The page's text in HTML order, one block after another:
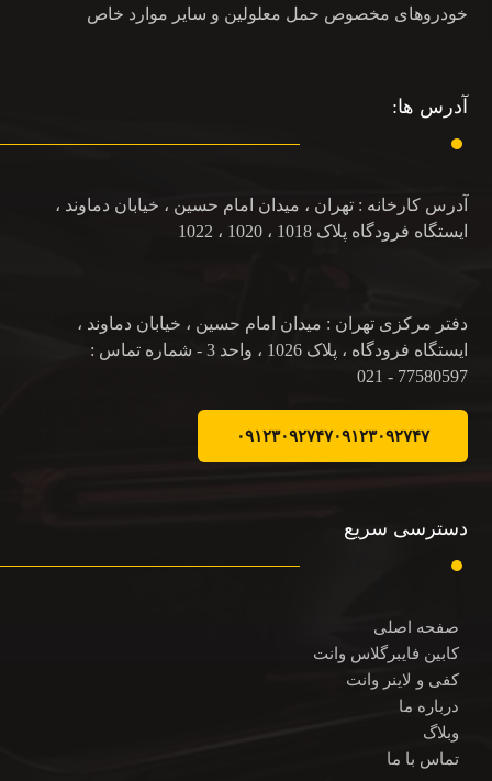
خودروهای مخصوص حمل معلولین و سایر موارد خاص
آدرس ها:
آدرس کارخانه : تهران ، میدان امام حسین ، خیابان دماوند ،
ایستگاه فرودگاه پلاک 1018 ، 1020 ، 1022
دفتر مرکزی تهران : میدان امام حسین ، خیابان دماوند ،
ایستگاه فرودگاه ، پلاک 1026 ، واحد 3 - شماره تماس :
77580597 - 021
۰۹۱۲۳۰۹۲۷۴۷۰۹۱۲۳۰۹۲۷۴۷
دسترسی سریع
صفحه اصلی
کابین فایبرگلاس وانت
کفی و لاینر وانت
درباره ما
وبلاگ
تماس با ما